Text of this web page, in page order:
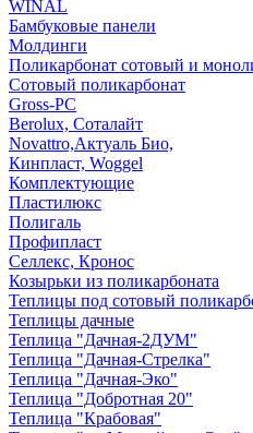
WINAL
Бамбуковые панели
Молдинги
Поликарбонат сотовый и
Сотовый поликарбонат
Gross-PC
Berolux, Соталайт
Novattro,Актуаль Био,
Кинпласт, Woggel
Комплектующие
Пластилюкс
Полигаль
Профипласт
Селлекс, Кронос
Козырьки из поликарбоната
Теплицы под сотовый
Теплицы дачные
Теплица "Дачная-2ДУМ"
Теплица "Дачная-Стрелка"
Теплица "Дачная-Эко"
Теплица "Добротная 20"
Теплица "Крабовая"